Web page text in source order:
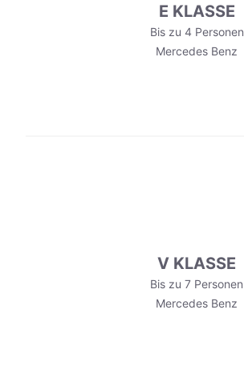
E KLASSE
Bis zu 4 Personen
Mercedes Benz
V KLASSE
Bis zu 7 Personen
Mercedes Benz